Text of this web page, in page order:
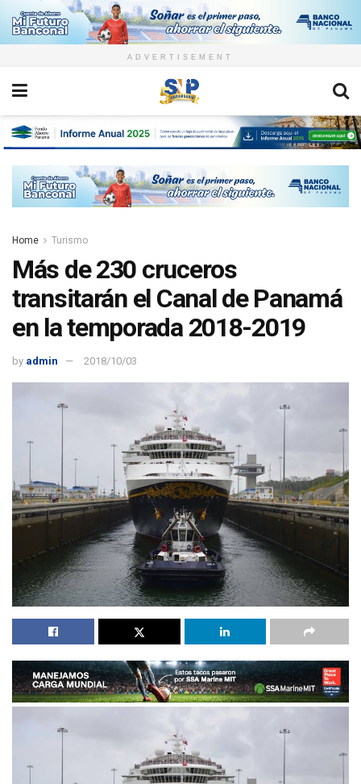
ADVERTISEMENT
Home Turismo
Más de 230 cruceros
transitarán el Canal de Panamá
en la temporada 2018-2019
by admin 2018/10/03